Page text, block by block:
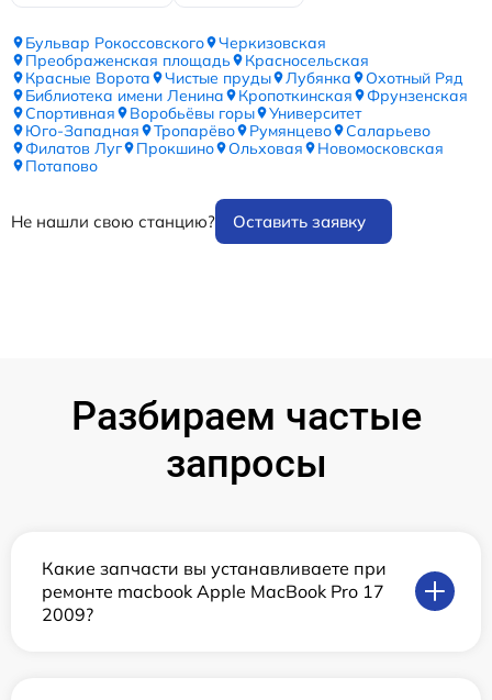
Бульвар Рокоссовского
Черкизовская
Преображенская площадь
Красносельская
Красные Ворота
Чистые пруды Лубянка
Охотный Ряд
Библиотека имени Ленина
Кропоткинская
Фрунзенская
Спортивная
Воробьёвы горы
Университет
Юго-Западная
Тропарёво Румянцево
Саларьево
Филатов Луг
Прокшино Ольховая
Новомосковская
Потапово
Не нашли свою станцию? Оставить заявку
Разбираем частые
запросы
Какие запчасти вы устанавливаете при
ремонте macbook Apple MacBook Pro 17
2009?